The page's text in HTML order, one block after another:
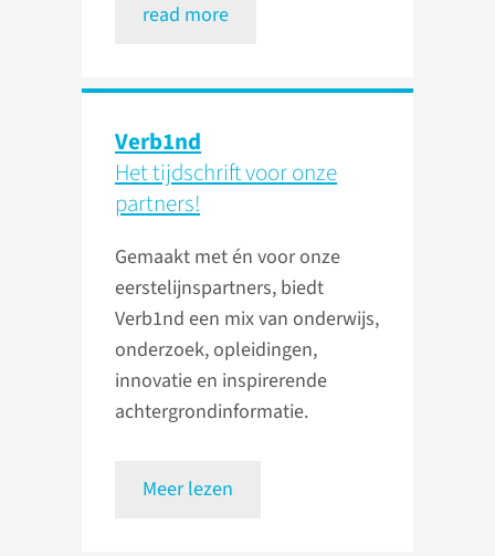
read more
Verb1nd
Het tijdschrift voor onze
partners!
Gemaakt met én voor onze
eerstelijnspartners, biedt
Verb1nd een mix van onderwijs,
onderzoek, opleidingen,
innovatie en inspirerende
achtergrondinformatie.
Meer lezen